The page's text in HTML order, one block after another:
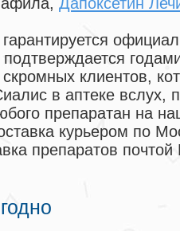
гарантируется
клиентов,
в аптеке вслух,
препаратан на
курьером по
препаратов